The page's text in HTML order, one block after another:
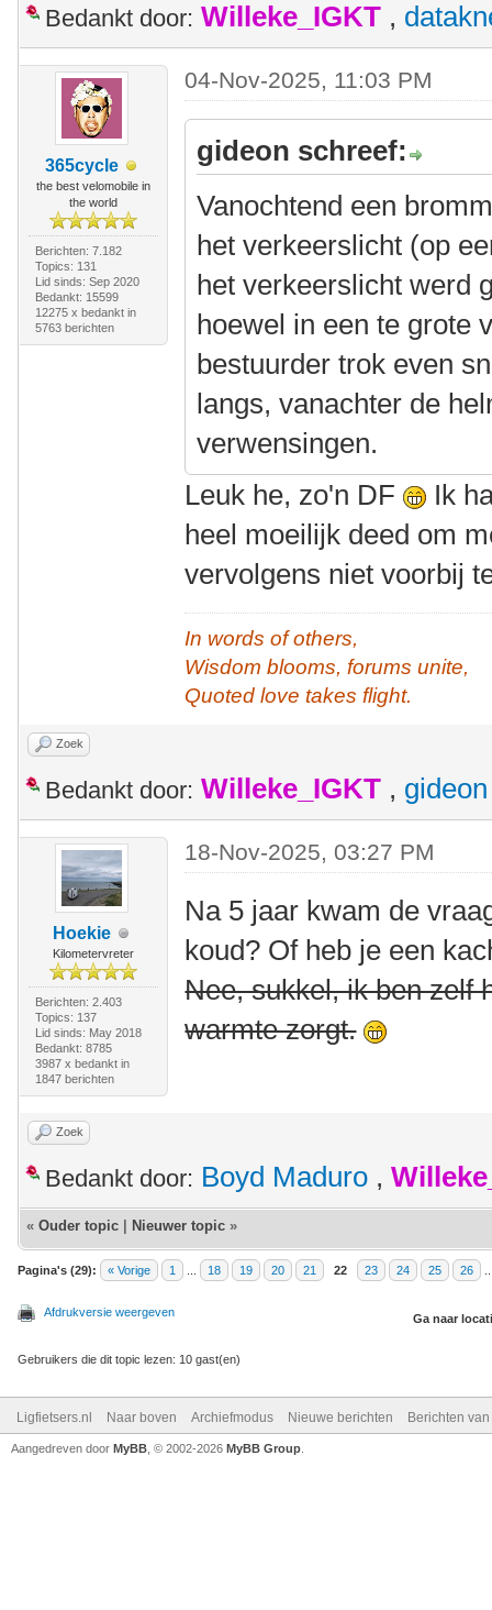
Bedankt door: Willeke_IGKT ,
365cycle
the best velomobile in
the world
Berichten: 7.182
Topics: 131
Lid sinds: Sep 2020
Bedankt: 15599
12275 x bedankt in
5763 berichten
04-Nov-2025, 11:03 PM
gideon schreef:
Vanochtend een
het verkeerslicht (op
het verkeerslicht werd
hoewel in een te grote
bestuurder trok even
langs, vanachter de
verwensingen.
Leuk he, zo'n DF
Ik
heel moeilijk deed om
vervolgens niet voorbij
In words of others,
Wisdom blooms, forums unite,
Quoted love takes flight.
Zoek
Bedankt door: Willeke_IGKT , gideon
Hoekie
Kilometervreter
Berichten: 2.403
Topics: 137
Lid sinds: May 2018
Bedankt: 8785
3987 x bedankt in
1847 berichten
18-Nov-2025, 03:27 PM
Na 5 jaar kwam de
koud? Of heb je een
Nee, sukkel, ik ben zelf
warmte zorgt.
Zoek
Bedankt door: Boyd Maduro ,
« Ouder topic Nieuwer topic »
Pagina's (29): « Vorige 1 18 19 20 21 22 23 24 25 26
Afdrukversie weergeven Ga naar
Gebruikers die dit topic lezen: 10 gast(en)
Ligfietsers.nl Naar boven Archiefmodus Nieuwe berichten Berichten
Aangedreven door MyBB , © 2002-2026 MyBB Group